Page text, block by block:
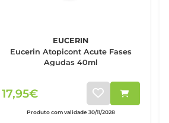
EUCERIN
Eucerin Atopicont Acute Fases
Agudas 40ml
17,95€
Produto com validade 30/11/2028